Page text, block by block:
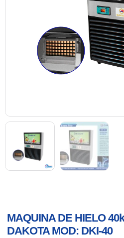
MAQUINA DE HIELO
DAKOTA MOD: DKI-40